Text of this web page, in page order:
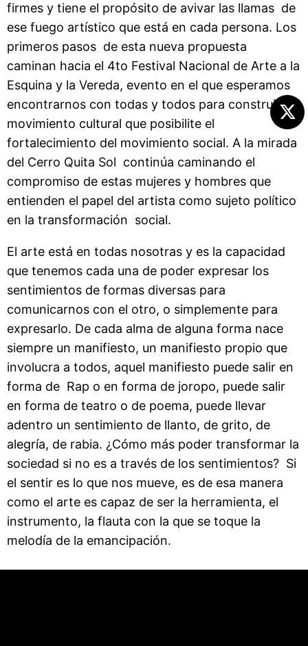
firmes y tiene el propósito de avivar las llamas de
ese fuego artístico que está en cada persona. Los
primeros pasos de esta nueva propuesta
caminan hacia el 4to Festival Nacional de Arte a la
Esquina y la Vereda, evento en el que esperamos
encontrarnos con todas y todos para construir un
movimiento cultural que posibilite el
fortalecimiento del movimiento social. A la mirada
del Cerro Quita Sol continúa caminando el
compromiso de estas mujeres y hombres que
entienden el papel del artista como sujeto político
en la transformación social.
El arte está en todas nosotras y es la capacidad
que tenemos cada una de poder expresar los
sentimientos de formas diversas para
comunicarnos con el otro, o simplemente para
expresarlo. De cada alma de alguna forma nace
siempre un manifiesto, un manifiesto propio que
involucra a todos, aquel manifiesto puede salir en
forma de Rap o en forma de joropo, puede salir
en forma de teatro o de poema, puede llevar
adentro un sentimiento de llanto, de grito, de
alegría, de rabia. ¿Cómo más poder transformar la
sociedad si no es a través de los sentimientos? Si
el sentir es lo que nos mueve, es de esa manera
como el arte es capaz de ser la herramienta, el
instrumento, la flauta con la que se toque la
melodía de la emancipación.